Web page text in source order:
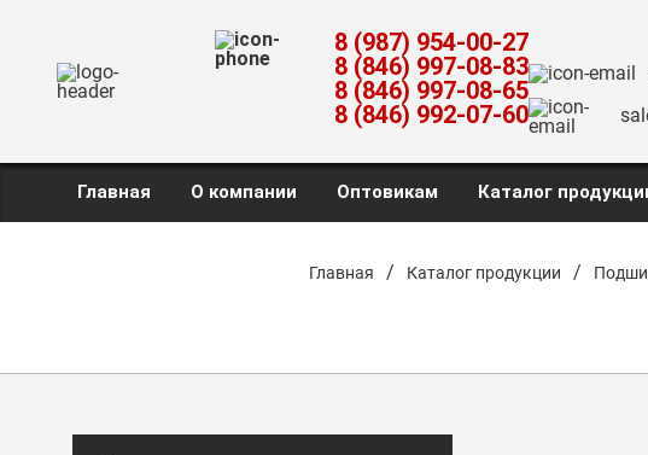
8 (987) 954-00-27
8 (846) 997-08-83
8 (846) 997-08-65
8 (846) 992-07-60
Главная О компании Оптовикам Каталог
Главная / Каталог продукции /